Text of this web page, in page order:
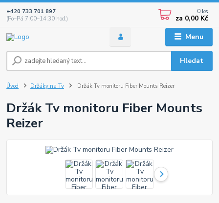
Menu
Hledat
+420 733 701 897
(Po–Pá 7:00–14:30 hod.)
0 ks
za 0,00 Kč
Úvod Držáky na Tv Držák Tv monitoru Fiber Mounts Reizer
Držák Tv monitoru Fiber Mounts
Reizer